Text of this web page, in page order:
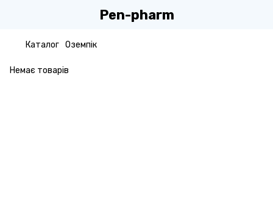
Pen-pharm
Каталог Оземпік
Немає товарів